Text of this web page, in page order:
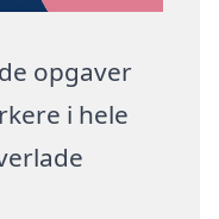
opgaver
i hele